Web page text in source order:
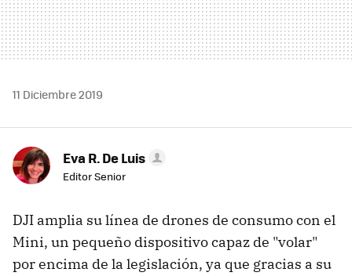
11 Diciembre 2019
Eva R. De Luis
Editor Senior
DJI amplia su línea de drones de consumo con el
Mini, un pequeño dispositivo capaz de "volar"
por encima de la legislación, ya que gracias a su